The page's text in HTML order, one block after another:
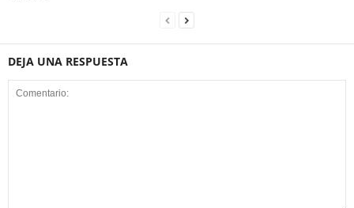
DEJA UNA RESPUESTA